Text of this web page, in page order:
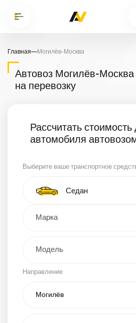
Главная—Могилёв-Москва
Автовоз Могилёв-
на перевозку
Рассчитать стоимость
автомобиля
Выберите ваше транспортное
Тип автомобиля
Седан
Кроссовер
Направление